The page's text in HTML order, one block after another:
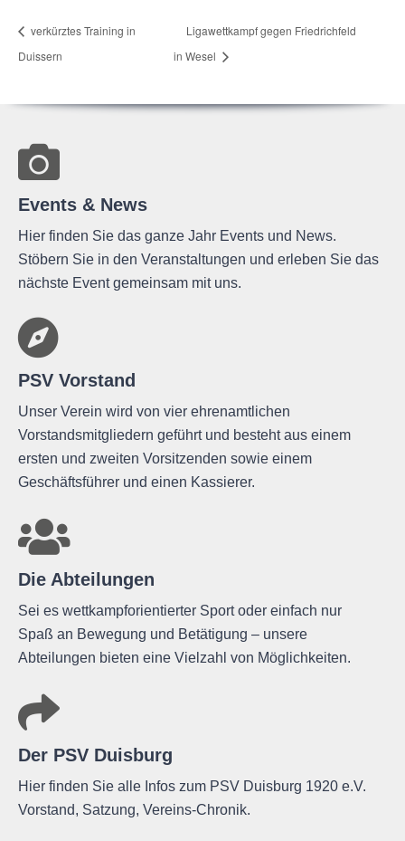
ver­kürz­tes Trai­ning in
Duissern
Liga­wett­kampf gegen Fried­rich­feld
in Wesel
Events & News
Hier finden Sie das ganze Jahr Events und News.
Stöbern Sie in den Veranstaltungen und erleben Sie das
nächste Event gemeinsam mit uns.
PSV Vorstand
Unser Verein wird von vier ehrenamtlichen
Vorstandsmitgliedern geführt und besteht aus einem
ersten und zweiten Vorsitzenden sowie einem
Geschäftsführer und einen Kassierer.
Die Abteilungen
Sei es wettkampforientierter Sport oder einfach nur
Spaß an Bewegung und Betätigung – unsere
Abteilungen bieten eine Vielzahl von Möglichkeiten.
Der PSV Duisburg
Hier finden Sie alle Infos zum PSV Duisburg 1920 e.V.
Vorstand, Satzung, Vereins-Chronik.